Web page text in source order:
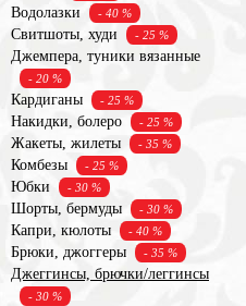
Водолазки - 40 %
Свитшоты, худи - 25 %
Джемпера, туники вязанные
- 20 %
Кардиганы - 25 %
Накидки, болеро - 25 %
Жакеты, жилеты - 35 %
Комбезы - 25 %
Юбки - 30 %
Шорты, бермуды - 30 %
Капри, кюлоты - 40 %
Брюки, джоггеры - 35 %
Джеггинсы, брючки/леггинсы
- 30 %